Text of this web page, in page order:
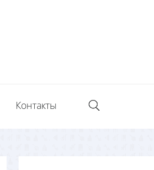
Контакты